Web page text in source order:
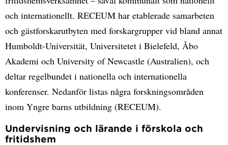
och internationellt. RECEUM har etablerade samarbeten
och gästforskarutbyten med forskargrupper vid bland annat
Humboldt-Universität, Universitetet i Bielefeld, Åbo
Akademi och University of Newcastle (Australien), och
deltar regelbundet i nationella och internationella
konferenser. Nedanför listas några forskningsområden
inom Yngre barns utbildning (RECEUM).
Undervisning och lärande i förskola och
fritidshem